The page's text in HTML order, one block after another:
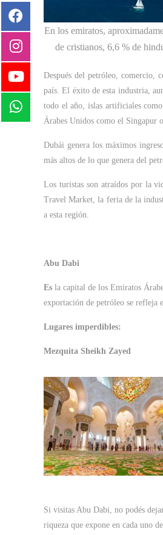
En los emiratos,
de cristianos, 6,6 % de
Después del petróleo, comercio,
país. El éxito de esta industria,
todo el año, islas artificiales
Árabes Unidos como el Singapur
Dubái genera los máximos
más altos de lo que genera del
Los turistas son atraídos por la
Travel Market, la feria de la
a esta región.
Abu Dabi
Es la capital de los Emiratos
exportación de petróleo se refleja
Lugares imperdibles:
Mezquita Sheikh Zayed
Si visitas Abu Dabi, no podés
riqueza que expone en cada uno